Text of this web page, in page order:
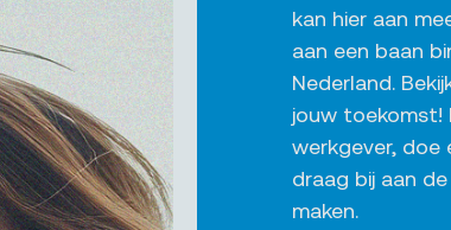
kan hier aan
aan een baan
Nederland.
jouw toekomst!
werkgever, doe
draag bij aan
maken.